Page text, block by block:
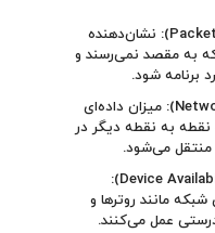
از دست رفتن بسته‌ها (Packet Loss): نشان‌دهنده
به مقصد نمی‌رسند و
برنامه شود.
تراکم شبکه (Network Throughput): میزان داده‌ای
به نقطه دیگر در
منتقل می‌شود.
دسترس‌پذیری دستگاه‌ها (Device Availability):
مانند روترها و
عمل می‌کنند.